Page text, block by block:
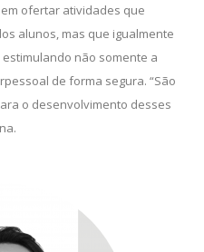
ofertar atividades que
alunos, mas que igualmente
não somente a
de forma segura. “São
o desenvolvimento desses